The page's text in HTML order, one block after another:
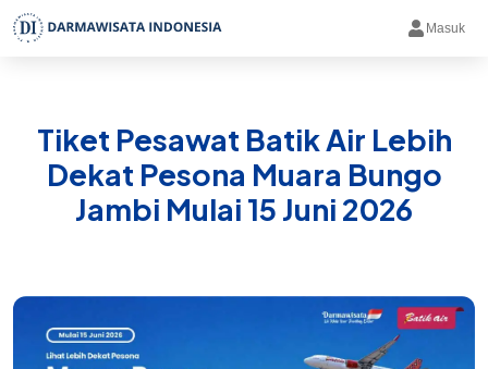
Masuk
Tiket Pesawat Batik Air Lebih
Dekat Pesona Muara Bungo
Jambi Mulai 15 Juni 2026